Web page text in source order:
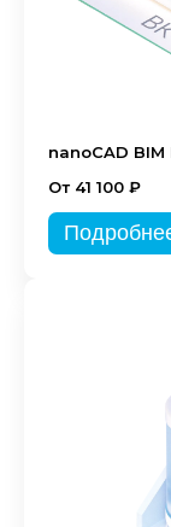
nanoCAD BIM
От 41 100 ₽